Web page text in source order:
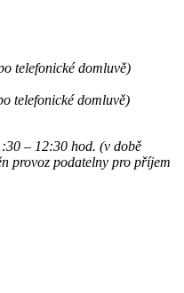
telefonické domluvě)
telefonické domluvě)
– 12:30 hod. (v době
provoz podatelny pro příjem